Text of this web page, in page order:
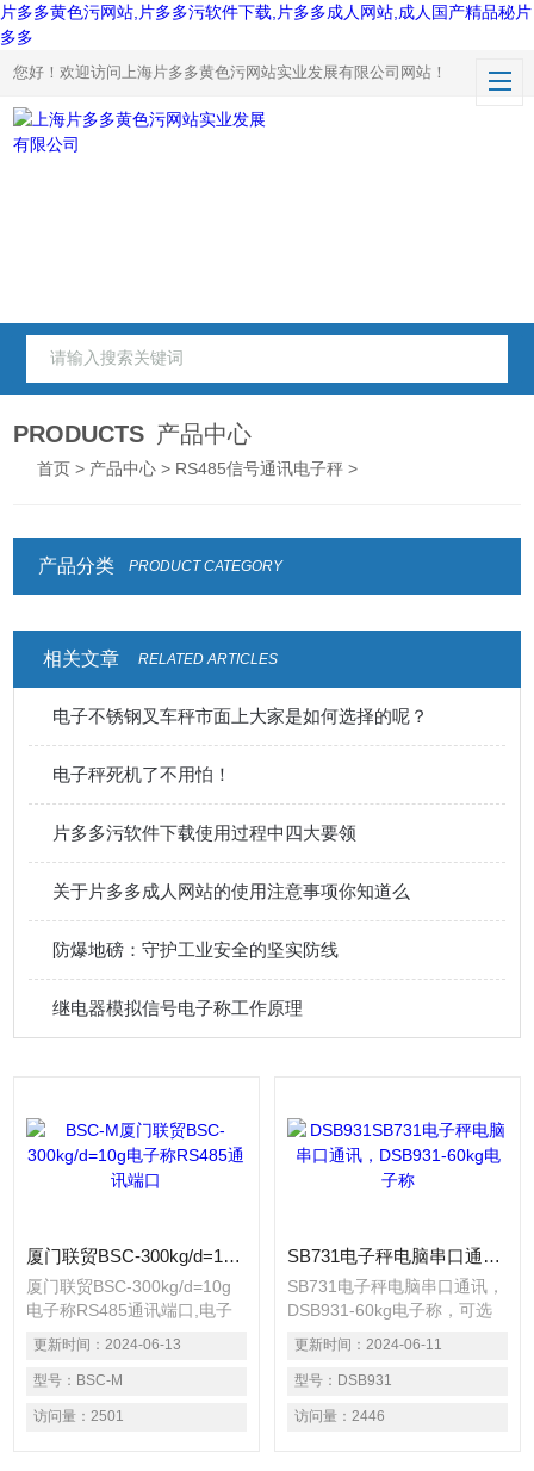
片多多黄色污网站,片多多污软件下载,片多多成人网站,成人国产精品秘片
多多
您好！欢迎访问上海片多多黄色污网站实业发展有限公司网站！
PRODUCTS 产品中心
首页 > 产品中心 > RS485信号通讯电子秤 >
产品分类 PRODUCT CATEGORY
相关文章 RELATED ARTICLES
电子不锈钢叉车秤市面上大家是如何选择的呢？
电子秤死机了不用怕！
片多多污软件下载使用过程中四大要领
关于片多多成人网站的使用注意事项你知道么
防爆地磅：守护工业安全的坚实防线
继电器模拟信号电子称工作原理
厦门联贸BSC-300kg/d=10g电子称RS485通讯端口
厦门联贸BSC-300kg/d=10g
电子称RS485通讯端口,电子
秤具备自动计数、数量设定、
扣重、记意等功能 背光显示.
电子秤可配RS485通讯接口，
可外接计算机或打印机。
更新时间： 2024-06-13
型号： BSC-M
访问量： 2501
SB731电子秤电脑串口通讯，DSB931-60kg电子称
SB731电子秤电脑串口通讯，
DSB931-60kg电子称，可选
配：RS-232电脑串口通讯接
口或RELAY继电器开关量信号
之功能，可外接电脑、打印机
及三色声光报警灯。电子称具
有检校报警秤之功能。（可以
更新时间： 2024-06-11
型号： DSB931
访问量： 2446